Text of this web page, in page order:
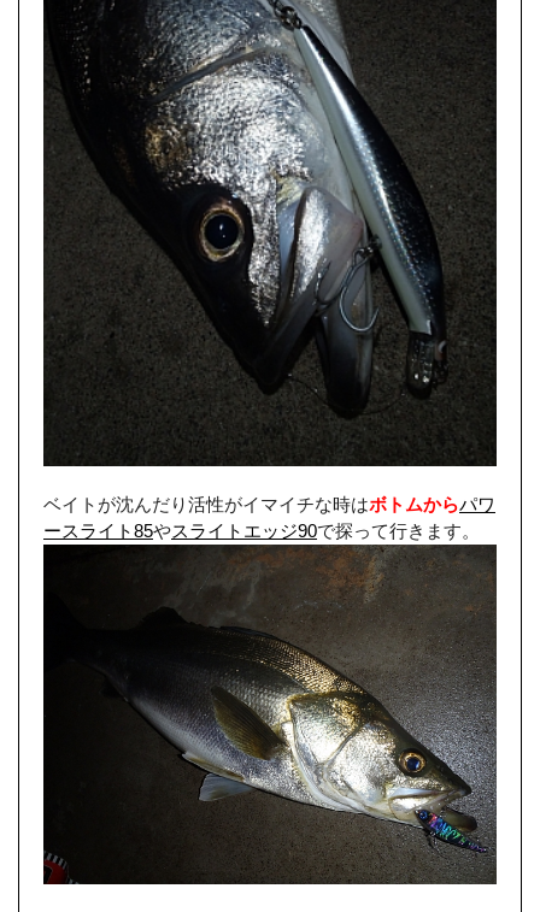
ベイトが沈んだり活性がイマイチな時はボトムからパワ
ースライト85やスライトエッジ90で探って行きます。